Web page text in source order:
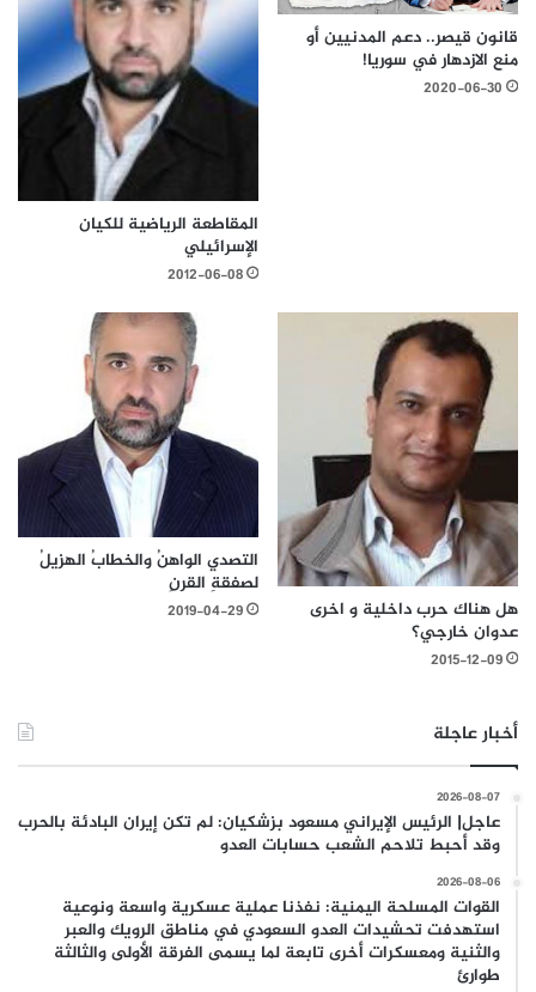
قانون قيصر.. دعم المدنيين أو
منع الازدهار في سوريا!
2020-06-30
المقاطعة الرياضية للكيان
الإسرائيلي
2012-06-08
هل هناك حرب داخلية و اخرى
عدوان خارجي؟
2015-12-09
التصدي الواهنُ والخطابُ الهزيلُ
لصفقةِ القرنِ
2019-04-29
أخبار عاجلة
2026-08-07
عاجل| الرئيس الإيراني مسعود بزشكيان: لم تكن إيران البادئة بالحرب
وقد أحبط تلاحم الشعب حسابات العدو
2026-08-06
القوات المسلحة اليمنية: نفذنا عملية عسكرية واسعة ونوعية
استهدفت تحشيدات العدو السعودي في مناطق الرويك والعبر
والثنية ومعسكرات أخرى تابعة لما يسمى الفرقة الأولى والثالثة
طوارئ